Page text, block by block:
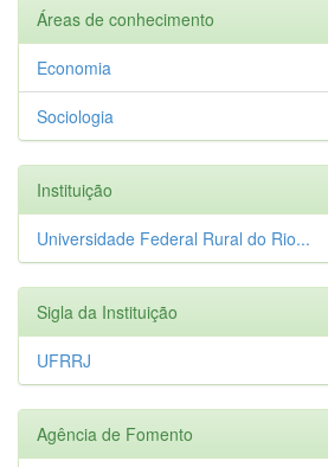
Áreas de conhecimento
Economia
Sociologia
Instituição
Universidade Federal Rural do Rio...
Sigla da Instituição
UFRRJ
Agência de Fomento